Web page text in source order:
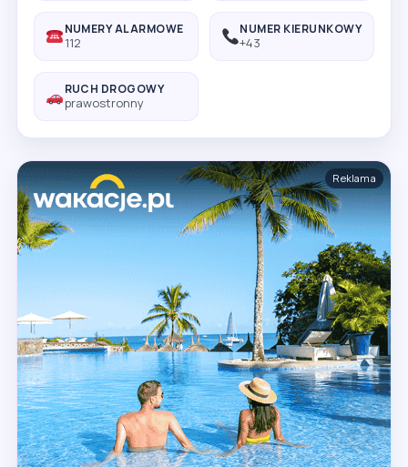
NUMERY ALARMOWE
112
NUMER KIERUNKOWY
+43
RUCH DROGOWY
prawostronny
Reklama